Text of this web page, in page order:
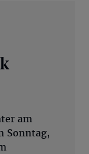
am
Sonntag,